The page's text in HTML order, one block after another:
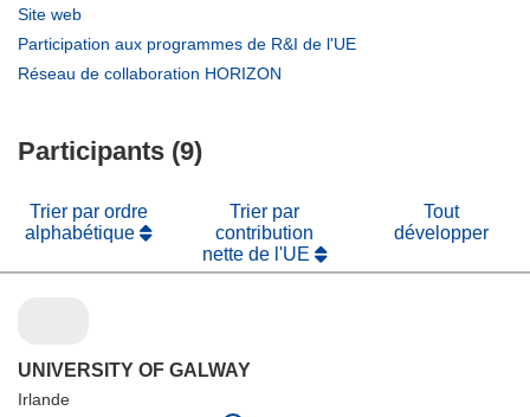
fenêtre)
Site web
dans
une
Participation aux programmes de R&I de l'UE
Réseau de collaboration HORIZON
Participants (9)
Trier par ordre
alphabétique
Trier par
contribution
nette de l'UE
Tout
développer
UNIVERSITY OF GALWAY
Irlande